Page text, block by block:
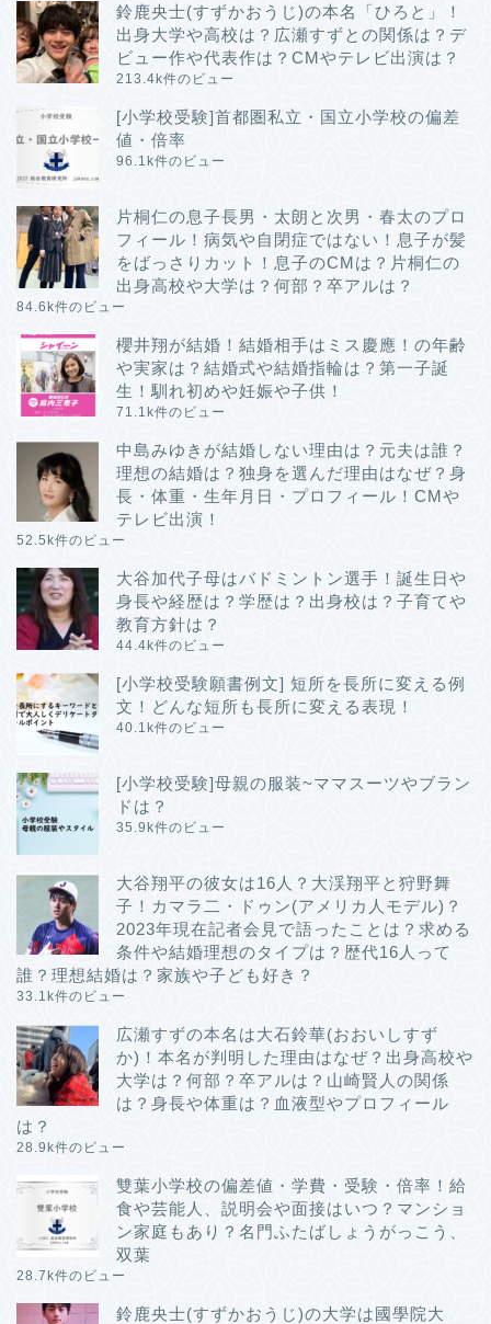
鈴鹿央士(すずかおうじ)の本名「ひろと」！
出身大学や高校は？広瀬すずとの関係は？デ
ビュー作や代表作は？CMやテレビ出演は？
213.4k件のビュー
[小学校受験]首都圏私立・国立小学校の偏差
値・倍率
96.1k件のビュー
片桐仁の息子長男・太朗と次男・春太のプロ
フィール！病気や自閉症ではない！息子が髪
をばっさりカット！息子のCMは？片桐仁の
出身高校や大学は？何部？卒アルは？
84.6k件のビュー
櫻井翔が結婚！結婚相手はミス慶應！の年齢
や実家は？結婚式や結婚指輪は？第一子誕
生！馴れ初めや妊娠や子供！
71.1k件のビュー
中島みゆきが結婚しない理由は？元夫は誰？
理想の結婚は？独身を選んだ理由はなぜ？身
長・体重・生年月日・プロフィール！CMや
テレビ出演！
52.5k件のビュー
大谷加代子母はバドミントン選手！誕生日や
身長や経歴は？学歴は？出身校は？子育てや
教育方針は？
44.4k件のビュー
[小学校受験願書例文] 短所を長所に変える例
文！どんな短所も長所に変える表現！
40.1k件のビュー
[小学校受験]母親の服装~ママスーツやブラン
ドは？
35.9k件のビュー
大谷翔平の彼女は16人？大渓翔平と狩野舞
子！カマラ二・ドゥン(アメリカ人モデル)？
2023年現在記者会見で語ったことは？求める
条件や結婚理想のタイプは？歴代16人って
誰？理想結婚は？家族や子ども好き？
33.1k件のビュー
広瀬すずの本名は大石鈴華(おおいしすず
か)！本名が判明した理由はなぜ？出身高校や
大学は？何部？卒アルは？山崎賢人の関係
は？身長や体重は？血液型やプロフィール
は？
28.9k件のビュー
雙葉小学校の偏差値・学費・受験・倍率！給
食や芸能人、説明会や面接はいつ？マンショ
ン家庭もあり？名門ふたばしょうがっこう、
双葉
28.7k件のビュー
鈴鹿央士(すずかおうじ)の大学は國學院大